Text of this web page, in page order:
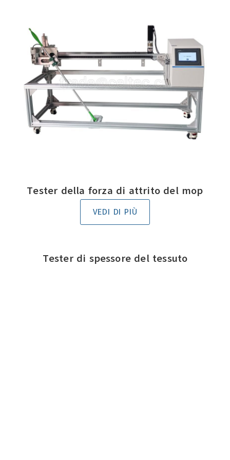
Tester della forza di attrito del mop
VEDI DI PIÙ
Tester di spessore del tessuto